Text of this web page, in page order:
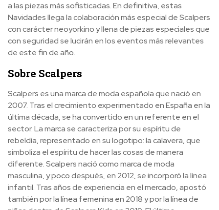
a las piezas más sofisticadas. En definitiva, estas
Navidades llega la colaboración más especial de Scalpers
con carácter neoyorkino y llena de piezas especiales que
con seguridad se lucirán en los eventos más relevantes
de este fin de año.
Sobre Scalpers
Scalpers es una marca de moda española que nació en
2007. Tras el crecimiento experimentado en España en la
última década, se ha convertido en un referente en el
sector. La marca se caracteriza por su espíritu de
rebeldía, representado en su logotipo: la calavera, que
simboliza el espíritu de hacer las cosas de manera
diferente. Scalpers nació como marca de moda
masculina, y poco después, en 2012, se incorporó la línea
infantil. Tras años de experiencia en el mercado, apostó
también por la línea femenina en 2018 y por la línea de